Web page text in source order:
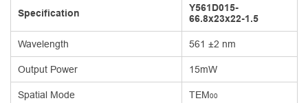
Specification
Y561D015-
66.8x23x22-1.5
Wavelength
561 ±2 nm
Output Power
15mW
Spatial Mode
TEM00